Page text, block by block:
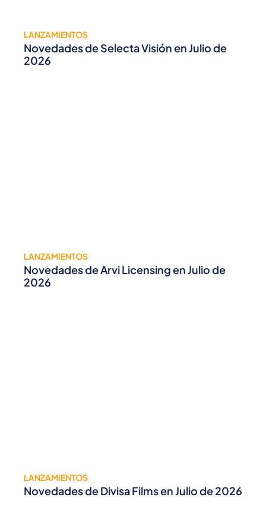
LANZAMIENTOS
Novedades de Selecta Visión en Julio de
2026
LANZAMIENTOS
Novedades de Arvi Licensing en Julio de
2026
LANZAMIENTOS
Novedades de Divisa Films en Julio de 2026